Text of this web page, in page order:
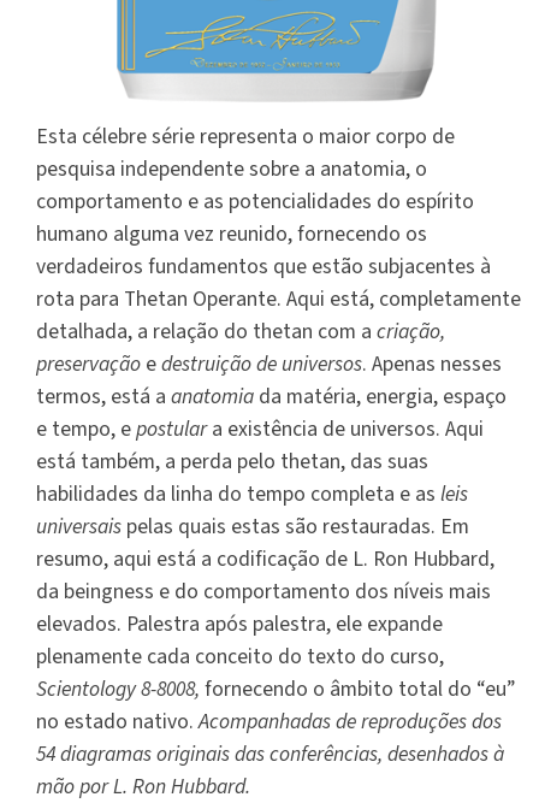
Esta célebre série representa o maior corpo de
pesquisa independente sobre a anatomia, o
comportamento e as potencialidades do espírito
humano alguma vez reunido, fornecendo os
verdadeiros fundamentos que estão subjacentes à
rota para Thetan Operante. Aqui está, completamente
detalhada, a relação do thetan com a criação,
preservação edestruição de universos. Apenas nesses
termos, está a anatomia da matéria, energia, espaço
e tempo, epostulara existência de universos. Aqui
está também, a perda pelo thetan, das suas
habilidades da linha do tempo completa e as leis
universais pelas quais estas são restauradas. Em
resumo, aqui está a codificação de L. Ron Hubbard,
da beingness e do comportamento dos níveis mais
elevados. Palestra após palestra, ele expande
plenamente cada conceito do texto do curso,
Scientology 8-8008, fornecendo o âmbito total do “eu”
no estado nativo.Acompanhadas de reproduções dos
54 diagramas originais das conferências, desenhados à
mão por L. Ron Hubbard.